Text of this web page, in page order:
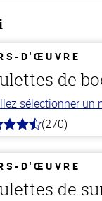
D'ŒUVRE
de
sélectionner un
(270)
D'ŒUVRE
de